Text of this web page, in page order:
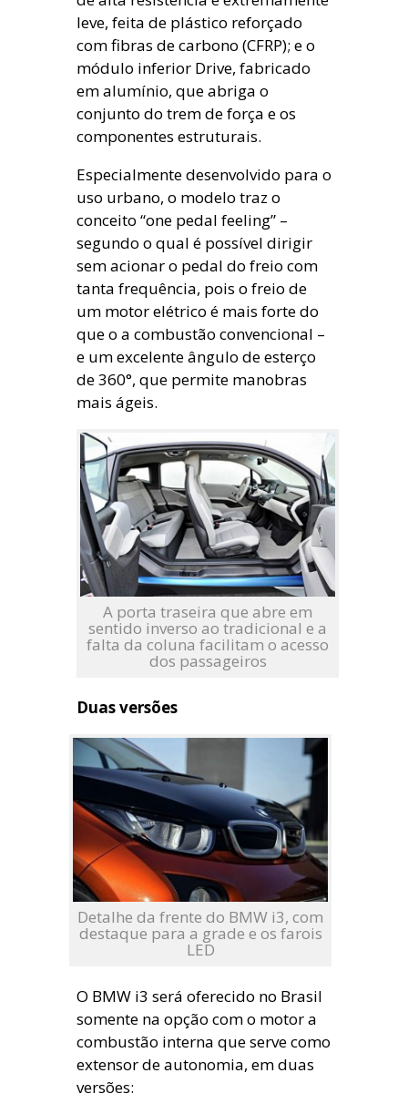
leve, feita de plástico reforçado
com fibras de carbono (CFRP); e o
módulo inferior Drive, fabricado
em alumínio, que abriga o
conjunto do trem de força e os
componentes estruturais.
Especialmente desenvolvido para o
uso urbano, o modelo traz o
conceito “one pedal feeling” –
segundo o qual é possível dirigir
sem acionar o pedal do freio com
tanta frequência, pois o freio de
um motor elétrico é mais forte do
que o a combustão convencional –
e um excelente ângulo de esterço
de 360°, que permite manobras
mais ágeis.
A porta traseira que abre em
sentido inverso ao tradicional e a
falta da coluna facilitam o acesso
dos passageiros
Duas versões
Detalhe da frente do BMW i3, com
destaque para a grade e os farois
LED
O BMW i3 será oferecido no Brasil
somente na opção com o motor a
combustão interna que serve como
extensor de autonomia, em duas
versões: